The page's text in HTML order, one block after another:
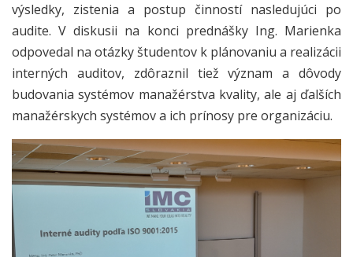
výsledky, zistenia a postup činností nasledujúci po
audite. V diskusii na konci prednášky Ing. Marienka
odpovedal na otázky študentov k plánovaniu a realizácii
interných auditov, zdôraznil tiež význam a dôvody
budovania systémov manažérstva kvality, ale aj ďalších
manažérskych systémov a ich prínosy pre organizáciu.